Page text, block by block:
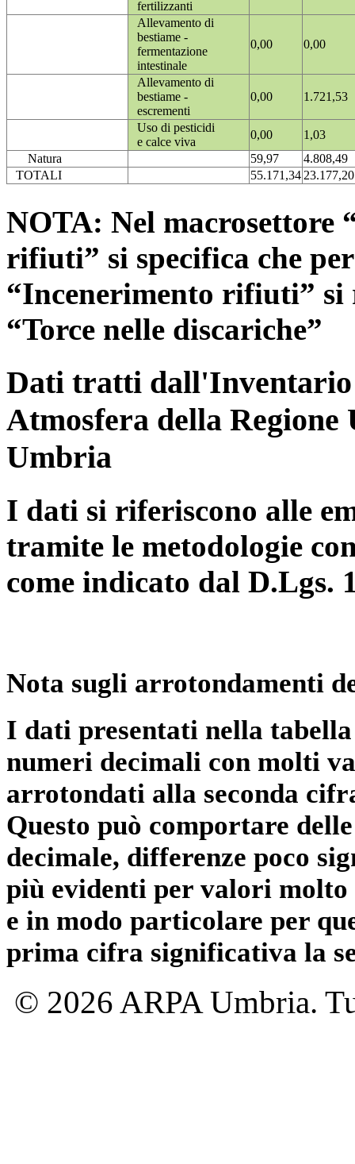
fertilizzanti
Allevamento di
bestiame -
fermentazione
intestinale
0,00 0,00
Allevamento di
bestiame -
escrementi
0,00 1.721,53
Uso di pesticidi
e calce viva
0,00
1,03
Natura
59,97
4.808,49
TOTALI
55.171,3423.177,20
NOTA: Nel macrosettore
rifiuti” si specifica che
“Incenerimento rifiuti”
“Torce nelle discariche”
Dati tratti dall'Inventario
Atmosfera della
Umbria
I dati si riferiscono alle
tramite le metodologie
come indicato dal D.Lgs.
Nota sugli arrotondamenti
I dati presentati nella
numeri decimali con molti
arrotondati alla seconda
Questo può comportare
decimale, differenze poco
più evidenti per valori
e in modo particolare per
prima cifra significativa la
© 2026 ARPA Umbria.